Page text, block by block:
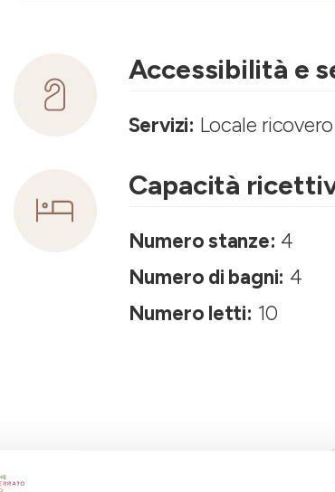
Accessibilità e
Servizi: Locale
Capacità
Numero stanze: 4
Numero di bagni: 4
Numero letti: 10